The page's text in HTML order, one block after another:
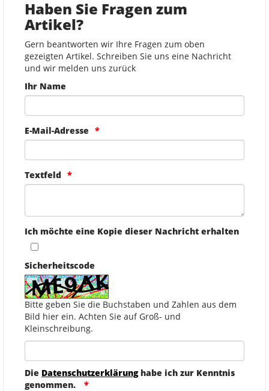
Haben Sie Fragen zum
Artikel?
Gern beantworten wir Ihre Fragen zum oben
gezeigten Artikel. Schreiben Sie uns eine Nachricht
und wir melden uns zurück
Ihr Name
E-Mail-Adresse
Textfeld
Ich möchte eine Kopie dieser Nachricht erhalten
Sicherheitscode
Bitte geben Sie die Buchstaben und Zahlen aus dem
Bild hier ein. Achten Sie auf Groß- und
Kleinschreibung.
Die Datenschutzerklärunghabe ich zur Kenntnis
genommen.